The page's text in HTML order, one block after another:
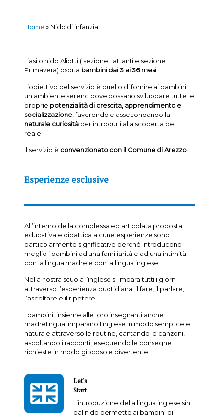
Home » Nido di infanzia
L’asilo nido Aliotti ( sezione Lattanti e sezione
Primavera) ospita bambini dai 3 ai 36 mesi.
L’obiettivo del servizio è quello di fornire ai bambini
un ambiente sereno dove possano sviluppare tutte le
proprie potenzialità di crescita, apprendimento e
socializzazione, favorendo e assecondando la
naturale curiositàper introdurli alla scoperta del
reale.
Il servizio è convenzionato con il Comune di Arezzo.
Esperienze esclusive
All’interno della complessa ed articolata proposta
educativa e didattica alcune esperienze sono
particolarmente significative perché introducono
meglio i bambini ad una familiarità e ad una intimità
con la lingua madre e con la lingua inglese.
Nella nostra scuola l’inglese si impara tutti i giorni
attraverso l’esperienza quotidiana: il fare, il parlare,
l’ascoltare e il ripetere.
I bambini, insieme alle loro insegnanti anche
madrelingua, imparano l’inglese in modo semplice e
naturale attraverso le routine, cantando le canzoni,
ascoltando i racconti, eseguendo le consegne
richieste in modo giocoso e divertente!
Let's
Start
L’introduzione della lingua inglese sin
dal nido permette ai bambini di